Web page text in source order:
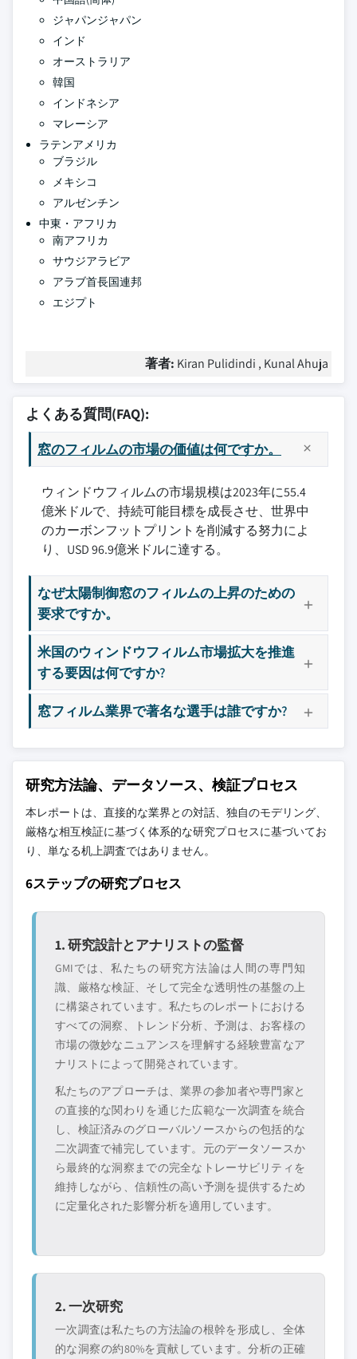
ジャパンジャパン
インド
オーストラリア
韓国
インドネシア
マレーシア
ラテンアメリカ
ブラジル
メキシコ
アルゼンチン
中東・アフリカ
南アフリカ
サウジアラビア
アラブ首長国連邦
エジプト
著者: Kiran Pulidindi , Kunal Ahuja
よくある質問(FAQ):
窓のフィルムの市場の価値は何ですか。
ウィンドウフィルムの市場規模は2023年に55.4
億米ドルで、持続可能目標を成長させ、世界中
のカーボンフットプリントを削減する努力によ
り、USD 96.9億米ドルに達する。
なぜ太陽制御窓のフィルムの上昇のための
要求ですか。
米国のウィンドウフィルム市場拡大を推進
する要因は何ですか?
窓フィルム業界で著名な選手は誰ですか?
研究方法論、データソース、検証プロセス
本レポートは、直接的な業界との対話、独自のモデリング、
厳格な相互検証に基づく体系的な研究プロセスに基づいてお
り、単なる机上調査ではありません。
6ステップの研究プロセス
1. 研究設計とアナリストの監督
GMIでは、私たちの研究方法論は人間の専門知
識、厳格な検証、そして完全な透明性の基盤の上
に構築されています。私たちのレポートにおける
すべての洞察、トレンド分析、予測は、お客様の
市場の微妙なニュアンスを理解する経験豊富なア
ナリストによって開発されています。
私たちのアプローチは、業界の参加者や専門家と
の直接的な関わりを通じた広範な一次調査を統合
し、検証済みのグローバルソースからの包括的な
二次調査で補完しています。元のデータソースか
ら最終的な洞察までの完全なトレーサビリティを
維持しながら、信頼性の高い予測を提供するため
に定量化された影響分析を適用しています。
2. 一次研究
一次調査は私たちの方法論の根幹を形成し、全体
的な洞察の約80%を貢献しています。分析の正確